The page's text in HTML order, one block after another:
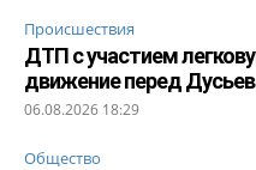
Происшествия
ДТП с участием
движение перед
06.08.2026 18:29
Общество